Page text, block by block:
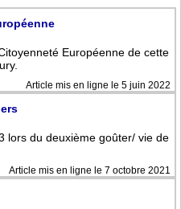
Européenne de cette
Article mis en ligne le 5 juin 2022
lors du deuxième goûter/ vie de
Article mis en ligne le 7 octobre 2021